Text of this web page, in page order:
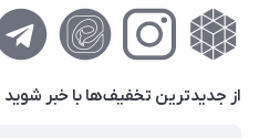
کوچه گلریز 4 غربی ، پلاک 13
لیست محصولات
راهنمای‌خرید‌آنلاین
حریم خصوصی
فروش‌اقساطی
از جدید‌ترین تخفیف‌ها با‌ خبر شوید